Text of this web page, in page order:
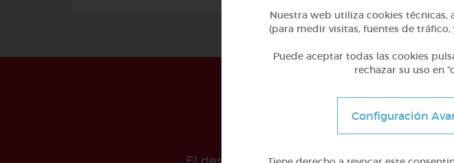
Nuestra web utiliza cookies técnicas,
(para medir visitas, fuentes de
Puede aceptar todas las cookies
rechazar su uso en
Configuración